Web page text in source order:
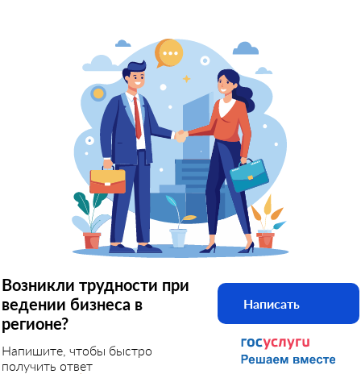
Возникли трудности при
ведении бизнеса в
регионе?
Напишите, чтобы быстро
получить ответ
Написать